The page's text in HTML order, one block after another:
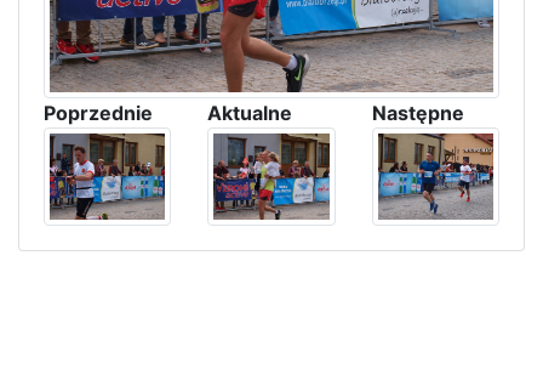
Poprzednie Aktualne Następne